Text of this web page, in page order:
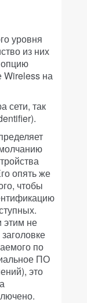
уровня
из них
Wireless на
сети, так
опять же
чтобы
этим не
по
ПО
это